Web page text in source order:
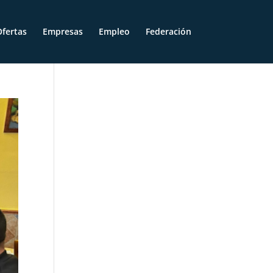
Empresas Empleo Federación